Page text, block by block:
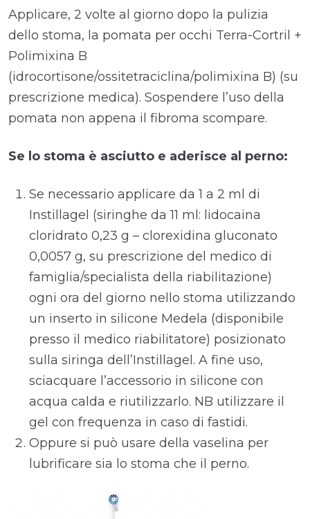
Applicare, 2 volte al giorno dopo la pulizia
dello stoma, la pomata per occhi Terra-Cortril +
Polimixina B
(idrocortisone/ossitetraciclina/polimixina B) (su
prescrizione medica). Sospendere l’uso della
pomata non appena il fibroma scompare.
Se lo stoma è asciutto e aderisce al perno:
Se necessario applicare da 1 a 2 ml di
Instillagel (siringhe da 11 ml: lidocaina
cloridrato 0,23 g – clorexidina gluconato
0,0057 g, su prescrizione del medico di
famiglia/specialista della riabilitazione)
ogni ora del giorno nello stoma utilizzando
un inserto in silicone Medela (disponibile
presso il medico riabilitatore) posizionato
sulla siringa dell’Instillagel. A fine uso,
sciacquare l’accessorio in silicone con
acqua calda e riutilizzarlo. NB utilizzare il
gel con frequenza in caso di fastidi.
Oppure si può usare della vaselina per
lubrificare sia lo stoma che il perno.